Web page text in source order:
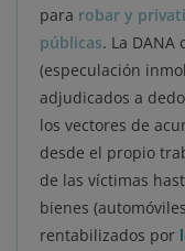
para robar y
públicas. La DANA
(especulación
adjudicados a
los vectores de
desde el propio
de las víctimas
bienes
rentabilizados por